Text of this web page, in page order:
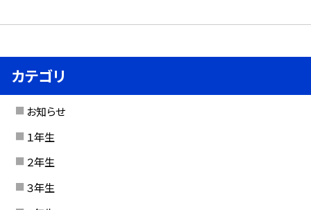
カテゴリ
お知らせ
１年生
２年生
３年生